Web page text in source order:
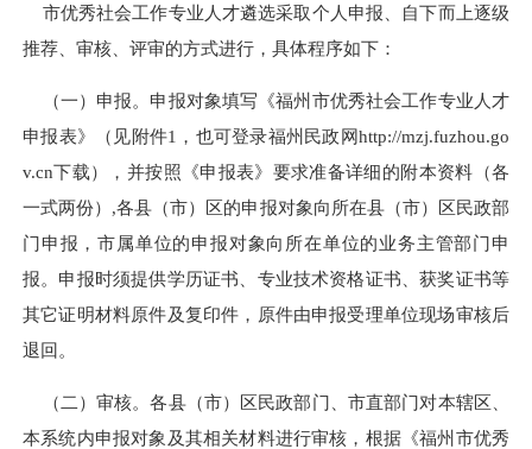
市优秀社会工作专业人才遴选采取个人申报、自下而上逐级
推荐、审核、评审的方式进行，具体程序如下：
（一）申报。 申报对象填写《福州市优秀社会工作专业人才
申报表》（见附件1 ，也可登录福州民政网http://mzj.fuzhou.go
v.cn下载），并按照《申报表》要求准备详细的附本资料（各
一式两份） ,各县（市）区的申报对象向所在县（市）区民政部
门申报，市属单位的申报对象向所在单位的业务主管部门申
报。申报时须提供学历证书、专业技术资格证书、获奖证书等
其它证明材料原件及复印件，原件由申报受理单位现场审核后
退回。
（二）审核。各县（市）区民政部门、市直部门对本辖区、
本系统内申报对象及其相关材料进行审核，根据《福州市优秀